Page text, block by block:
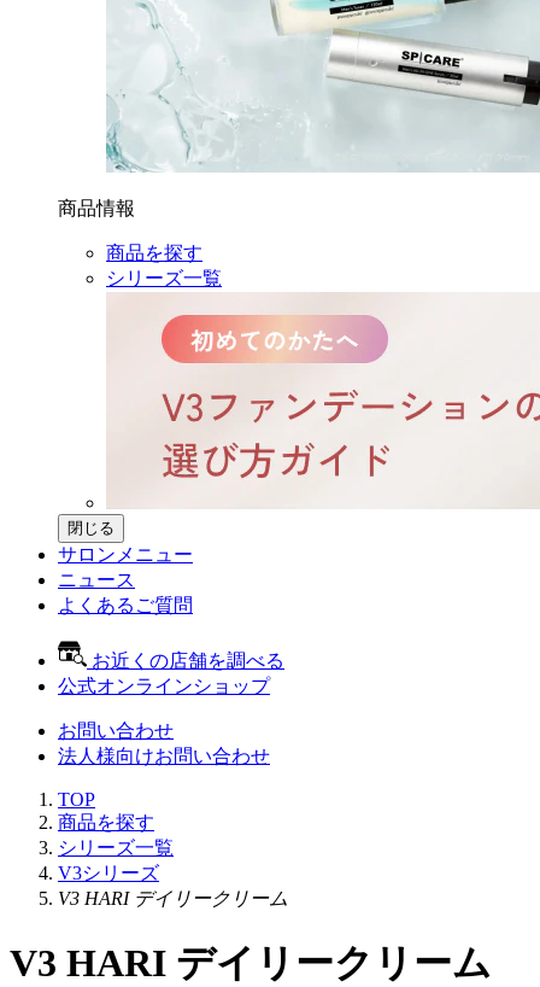
商品情報
商品を探す
シリーズ一覧
閉じる
サロンメニュー
ニュース
よくあるご質問
お近くの店舗を調べる
公式オンラインショップ
お問い合わせ
法人様向けお問い合わせ
TOP
商品を探す
シリーズ一覧
V3シリーズ
V3 HARI デイリークリーム
V3 HARI デイリークリーム